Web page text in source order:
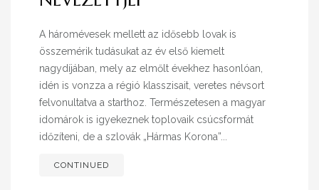
A háromévesek mellett az idősebb lovak is
összemérik tudásukat az év első kiemelt
nagydíjában, mely az elmőlt évekhez hasonlóan,
idén is vonzza a régió klasszisait, veretes névsort
felvonultatva a starthoz. Természetesen a magyar
idomárok is igyekeznek toplovaik csúcsformát
időzíteni, de a szlovák „Hármas Korona”...
CONTINUED